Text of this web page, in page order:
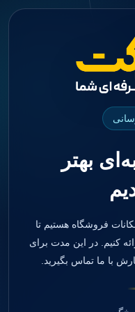
بهتر
فروشگاه هستیم تا
کنیم. در این مدت برای
با ما تماس بگیرید.